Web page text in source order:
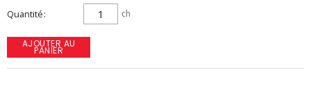
Quantité ch
AJOUTER AU
PANIER